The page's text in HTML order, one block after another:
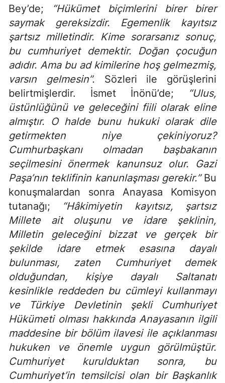
Bey’de;
“Hükümet biçimlerini birer birer
saymak gereksizdir. Egemenlik kayıtsız
şartsız milletindir. Kime sorarsanız sonuç,
bu cumhuriyet demektir. Doğan çocuğun
adıdır. Ama bu ad kimilerine hoş gelmezmiş,
varsın gelmesin”. Sözleri ile görüşlerini
belirtmişlerdir. İsmet İnönü’de;
“Ulus,
üstünlüğünü ve geleceğini fiili olarak eline
almıştır. O halde bunu hukuki olarak dile
getirmekten niye çekiniyoruz?
Cumhurbaşkanı olmadan başbakanın
seçilmesini önermek kanunsuz olur. Gazi
Paşa’nın teklifinin kanunlaşması gerekir.”Bu
konuşmalardan sonra Anayasa Komisyon
tutanağı;
“Hâkimiyetin kayıtsız, şartsız
Millete ait oluşunu ve idare şeklinin,
Milletin geleceğini bizzat ve gerçek bir
şekilde idare etmek esasına dayalı
bulunması, zaten Cumhuriyet demek
olduğundan, kişiye dayalı Saltanatı
kesinlikle reddeden bu cümleyi kullanmayı
ve Türkiye Devletinin şekli Cumhuriyet
Hükümeti olması hakkında Anayasanın ilgili
maddesine bir bölüm ilavesi ile açıklanması
hukuken ve önemle uygun görülmüştür.
Cumhuriyet kurulduktan sonra, bu
Cumhuriyet’in temsilcisi olan bir Başkanlık